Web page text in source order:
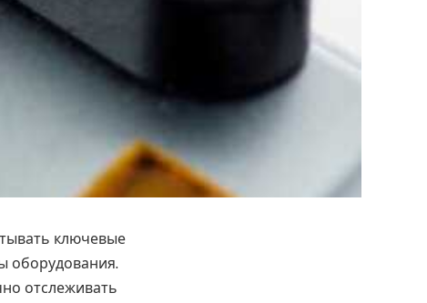
ключевые
оборудования.
отслеживать